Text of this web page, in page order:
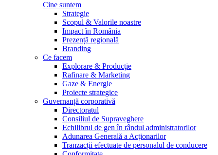
Cine suntem
Strategie
Scopul & Valorile noastre
Impact în România
Prezență regională
Branding
Ce facem
Explorare & Producție
Rafinare & Marketing
Gaze & Energie
Proiecte strategice
Guvernanță corporativă
Directoratul
Consiliul de Supraveghere
Echilibrul de gen în rândul administratorilor
Adunarea Generală a Acţionarilor
Tranzacții efectuate de personalul de conducere